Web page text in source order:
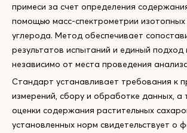
примеси за счет определения
помощью масс-спектрометрии
углерода. Метод обеспечивает
результатов испытаний и единый подход
независимо от места проведения
Стандарт устанавливает требования к
измерений, сбору и обработке данных, а
оценки содержания растительных
установленных норм свидетельствует о